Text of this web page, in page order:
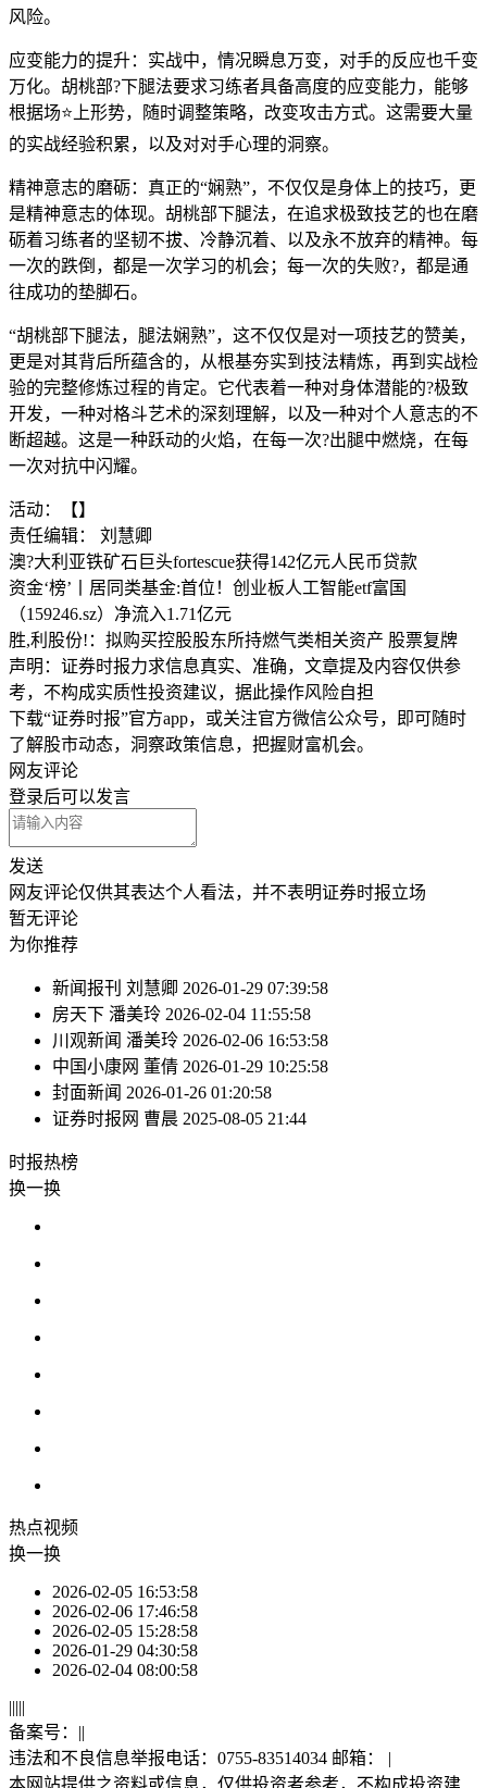
风险。
应变能力的提升：实战中，情况瞬息万变，对手的反应也千变
万化。胡桃部?下腿法要求习练者具备高度的应变能力，能够
根据场⭐上形势，随时调整策略，改变攻击方式。这需要大量
的实战经验积累，以及对对手心理的洞察。
精神意志的磨砺：真正的“娴熟”，不仅仅是身体上的技巧，更
是精神意志的体现。胡桃部下腿法，在追求极致技艺的也在磨
砺着习练者的坚韧不拔、冷静沉着、以及永不放弃的精神。每
一次的跌倒，都是一次学习的机会；每一次的失败?，都是通
往成功的垫脚石。
“胡桃部下腿法，腿法娴熟”，这不仅仅是对一项技艺的赞美，
更是对其背后所蕴含的，从根基夯实到技法精炼，再到实战检
验的完整修炼过程的肯定。它代表着一种对身体潜能的?极致
开发，一种对格斗艺术的深刻理解，以及一种对个人意志的不
断超越。这是一种跃动的火焰，在每一次?出腿中燃烧，在每
一次对抗中闪耀。
活动：【】
责任编辑： 刘慧卿
澳?大利亚铁矿石巨头fortescue获得142亿元人民币贷款
资金‘榜’丨居同类基金:首位！创业板人工智能etf富国
（159246.sz）净流入1.71亿元
胜,利股份!：拟购买控股股东所持燃气类相关资产 股票复牌
声明：证券时报力求信息真实、准确，文章提及内容仅供参
考，不构成实质性投资建议，据此操作风险自担
下载“证券时报”官方app，或关注官方微信公众号，即可随时
了解股市动态，洞察政策信息，把握财富机会。
网友评论
登录后可以发言
发送
网友评论仅供其表达个人看法，并不表明证券时报立场
暂无评论
为你推荐
新闻报刊 刘慧卿 2026-01-29 07:39:58
房天下 潘美玲 2026-02-04 11:55:58
川观新闻 潘美玲 2026-02-06 16:53:58
中国小康网 董倩 2026-01-29 10:25:58
封面新闻 2026-01-26 01:20:58
证券时报网 曹晨 2025-08-05 21:44
时报热榜
换一换
热点视频
换一换
2026-02-05 16:53:58
2026-02-06 17:46:58
2026-02-05 15:28:58
2026-01-29 04:30:58
2026-02-04 08:00:58
|||||
备案号： ||
违法和不良信息举报电话：0755-83514034 邮箱： |
本网站提供之资料或信息，仅供投资者参考，不构成投资建